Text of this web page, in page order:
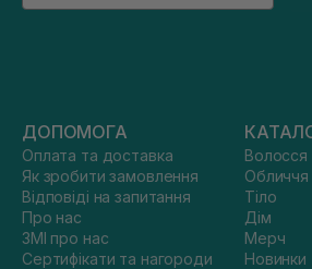
ДОПОМОГА
Оплата та доставка
Як зробити замовлення
Відповіді на запитання
Про нас
ЗМІ про нас
Сертифікати та нагороди
Волосся
Обличчя
Тіло
Дім
Мерч
Новинки